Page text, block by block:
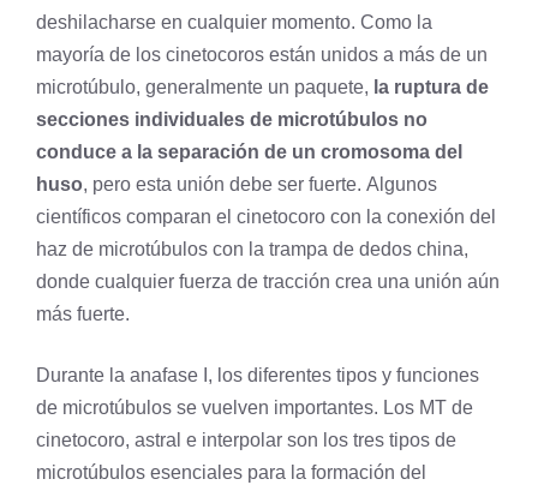
deshilacharse en cualquier momento. Como la
mayoría de los cinetocoros están unidos a más de un
microtúbulo, generalmente un paquete, la ruptura de
secciones individuales de microtúbulos no
conduce a la separación de un cromosoma del
huso, pero esta unión debe ser fuerte. Algunos
científicos comparan el cinetocoro con la conexión del
haz de microtúbulos con la trampa de dedos china,
donde cualquier fuerza de tracción crea una unión aún
más fuerte.
Durante la anafase I, los diferentes tipos y funciones
de microtúbulos se vuelven importantes. Los MT de
cinetocoro, astral e interpolar son los tres tipos de
microtúbulos esenciales para la formación del